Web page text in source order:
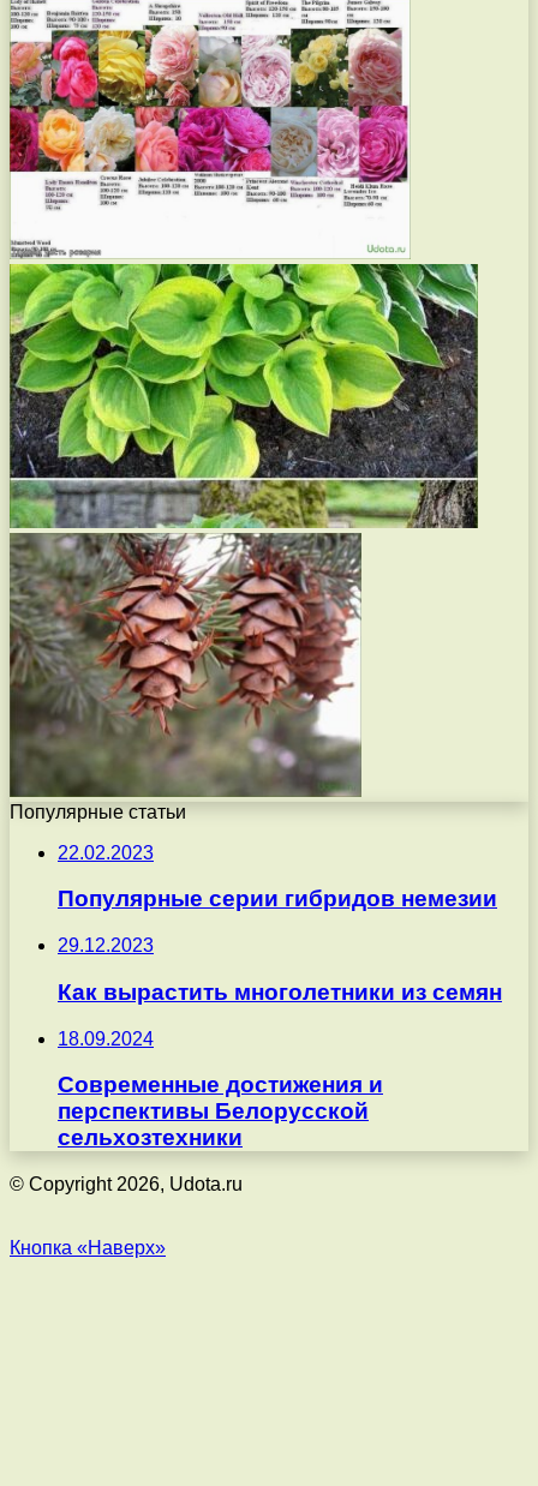
Популярные статьи
22.02.2023
Популярные серии гибридов немезии
29.12.2023
Как вырастить многолетники из семян
18.09.2024
Современные достижения и
перспективы Белорусской
сельхозтехники
© Copyright 2026, Udota.ru
Кнопка «Наверх»